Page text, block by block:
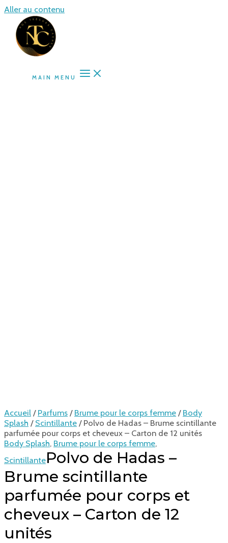
Aller au contenu
MAIN MENU
Accueil / Parfums / Brume pour le corps femme / Body
Splash / Scintillante / Polvo de Hadas – Brume scintillante
parfumée pour corps et cheveux – Carton de 12 unités
Body Splash, Brume pour le corps femme,
ScintillantePolvo de Hadas –
Brume scintillante
parfumée pour corps et
cheveux – Carton de 12
unités